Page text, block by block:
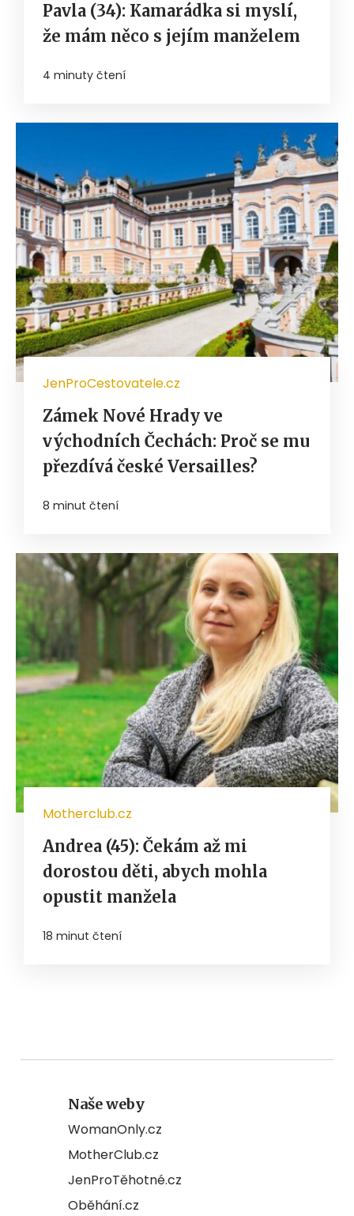
Pavla (34): Kamarádka si myslí,
že mám něco s jejím manželem
4 minuty čtení
JenProCestovatele.cz
Zámek Nové Hrady ve
východních Čechách: Proč se mu
přezdívá české Versailles?
8 minut čtení
Motherclub.cz
Andrea (45): Čekám až mi
dorostou děti, abych mohla
opustit manžela
18 minut čtení
Naše weby
WomanOnly.cz
MotherClub.cz
JenProTěhotné.cz
Oběhání.cz